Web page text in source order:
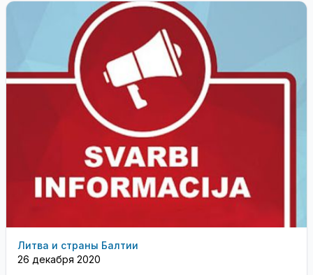
Литва и страны Балтии
26 декабря 2020